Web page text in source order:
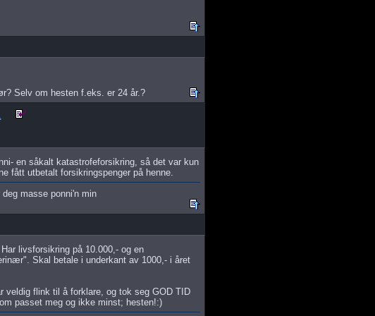
Selv om hesten f.eks. er 24 år.?
en såkalt katastrofeforsikring, så det var kun
fått utbetalt forsikringspenger på henne.
masse ponni'n min
livsforsikring på 10.000,- og en
Skal betale i underkant av 1000,- i året
veldig flink til å forklare, og tok seg GOD TID
passet meg og ikke minst; hesten!:)